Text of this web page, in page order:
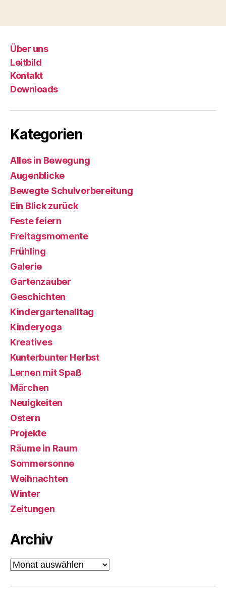
Über uns
Leitbild
Kontakt
Downloads
Kategorien
Alles in Bewegung
Augenblicke
Bewegte Schulvorbereitung
Ein Blick zurück
Feste feiern
Freitagsmomente
Frühling
Galerie
Gartenzauber
Geschichten
Kindergartenalltag
Kinderyoga
Kreatives
Kunterbunter Herbst
Lernen mit Spaß
Märchen
Neuigkeiten
Ostern
Projekte
Räume in Raum
Sommersonne
Weihnachten
Winter
Zeitungen
Archiv
Archiv